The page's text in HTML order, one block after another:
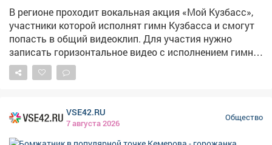
В регионе проходит вокальная акция «Мой Кузбасс»,
участники которой исполнят гимн Кузбасса и смогут
попасть в общий видеоклип. Для участия нужно
записать горизонтальное видео с исполнением гимна
в хорошем качестве и опубликовать его на своей
странице во «ВКонтакте» с хештегом #МойКузбасс.
Присоединяйтесь к акции и станьте частью общего
поздравления Кузбасса!
VSE42.RU
7 августа 2026
Общество